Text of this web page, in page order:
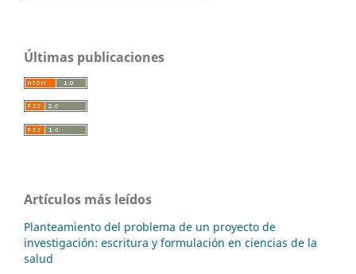
Últimas publicaciones
Artículos más leídos
Planteamiento del problema de un proyecto de
investigación: escritura y formulación en ciencias de la
salud